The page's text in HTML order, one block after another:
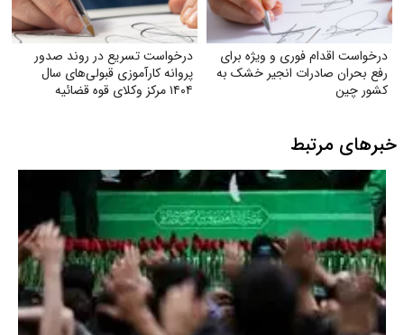
درخواست اقدام فوری و ویژه برای
رفع بحران صادرات انجیر خشک به
کشور چین
درخواست تسریع در روند صدور
پروانه کارآموزی قبولی‌های سال
۱۴۰۴ مرکز وکلای قوه‌ قضائیه
خبرهای مرتبط